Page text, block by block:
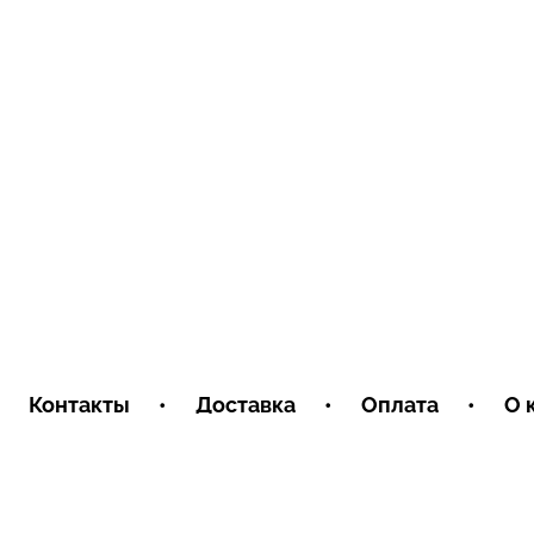
Контакты • Доставка • Оплата • О